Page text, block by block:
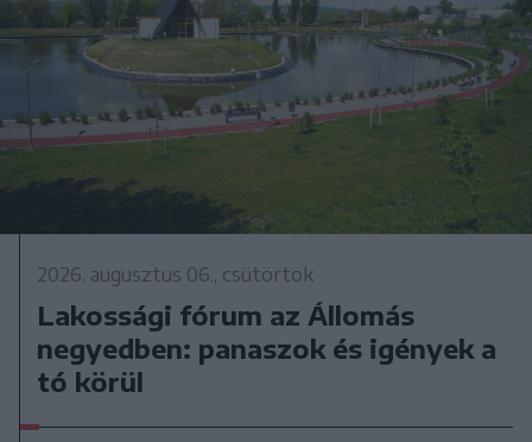
2026. augusztus 06., csütörtök
Lakossági fórum az Állomás
negyedben: panaszok és igények a
tó körül